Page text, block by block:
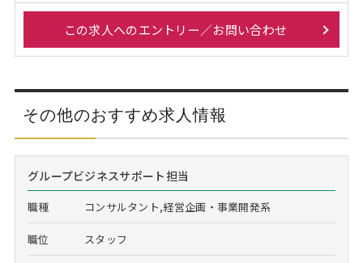
この求人へのエントリー／お問い合わせ
その他のおすすめ求人情報
グループビジネスサポート担当
職種 コンサルタント,経営企画・事業開発系
職位 スタッフ